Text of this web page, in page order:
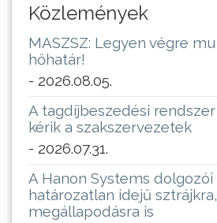
Közlemények
MASZSZ: Legyen végre
hőhatár!
- 2026.08.05.
A tagdíjbeszedési
kérik a szakszervezetek
- 2026.07.31.
A Hanon Systems dolgozói
határozatlan idejű
megállapodásra is